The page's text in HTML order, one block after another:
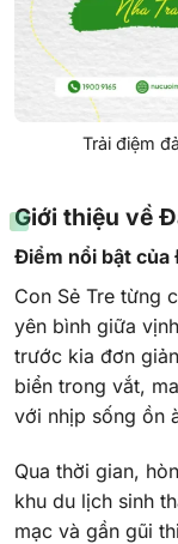
Trải điệm
Giới thiệu về
Điểm nổi bật của
Con Sẻ Tre từng
yên bình giữa
trước kia đơn
biển trong vắt,
với nhịp sống ồn
Qua thời gian,
khu du lịch sinh
mạc và gần gũi